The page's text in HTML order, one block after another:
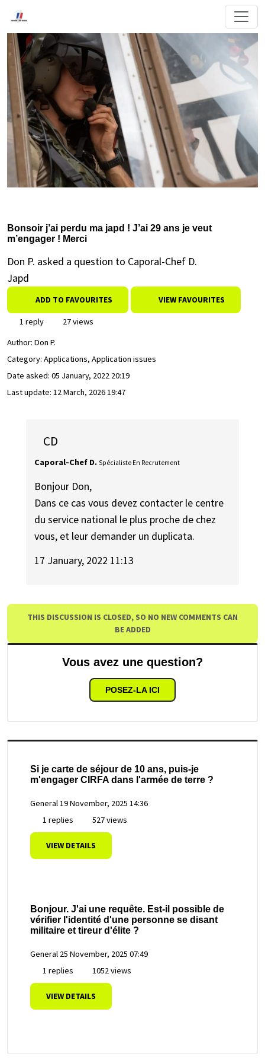
Bonsoir j’ai perdu ma japd ! J’ai 29 ans je veut
m’engager ! Merci
Don P. asked a question to Caporal-Chef D.
Japd
ADD TO FAVOURITES VIEW FAVOURITES
1 reply
27 views
Author: Don P.
Category: Applications, Application issues
Date asked: 05 January, 2022 20:19
Last update: 12 March, 2026 19:47
CD
Caporal-Chef D. Spécialiste En Recrutement
Bonjour Don,
Dans ce cas vous devez contacter le centre
du service national le plus proche de chez
vous, et leur demander un duplicata.
17 January, 2022 11:13
THIS DISCUSSION IS CLOSED, SO NO NEW COMMENTS CAN
BE ADDED
Vous avez une question?
POSEZ-LA ICI
Si je carte de séjour de 10 ans, puis-je
m'engager CIRFA dans l'armée de terre ?
General19 November, 2025 14:36
1 replies
527 views
VIEW DETAILS
Bonjour. J'ai une requête. Est-il possible de
vérifier l'identité d'une personne se disant
militaire et tireur d'élite ?
General 25 November, 2025 07:49
1 replies
1052 views
VIEW DETAILS